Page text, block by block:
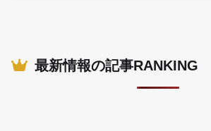
最新情報の記事RANKING